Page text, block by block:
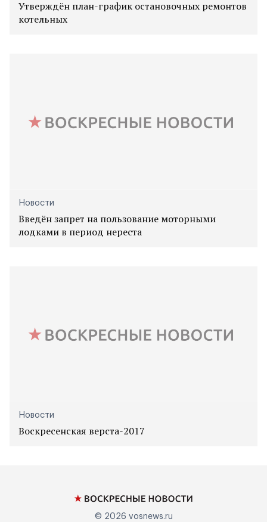
Утверждён план-график остановочных ремонтов
котельных
Новости
Введён запрет на пользование моторными
лодками в период нереста
Новости
Воскресенская верста-2017
© 2026 vosnews.ru